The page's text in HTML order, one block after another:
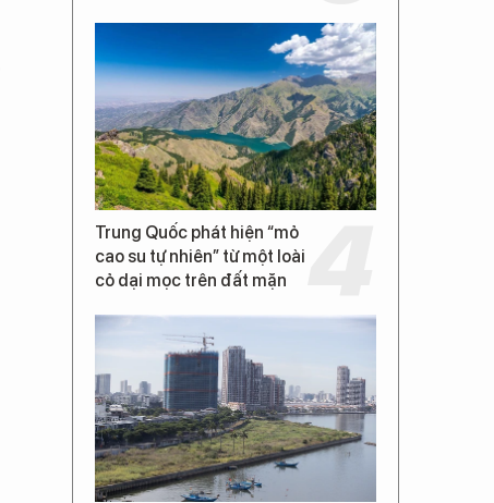
Trung Quốc phát hiện “mỏ
cao su tự nhiên” từ một loài
cỏ dại mọc trên đất mặn